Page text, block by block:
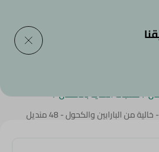
/منتجات العناية بالأطفال/
من البارابين والكحول - 48 منديل